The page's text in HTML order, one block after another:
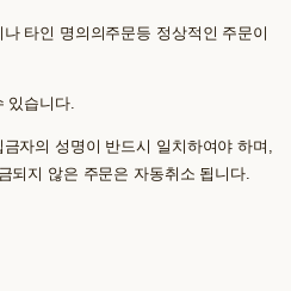
타인 명의의주문등 정상적인 주문이
있습니다.
자의 성명이 반드시 일치하여야 하며,
되지 않은 주문은 자동취소 됩니다.